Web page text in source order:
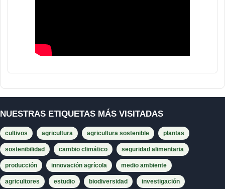
NUESTRAS ETIQUETAS MÁS VISITADAS
cultivos agricultura agricultura sostenible plantas
sostenibilidad cambio climático seguridad alimentaria
producción innovación agrícola medio ambiente
agricultores estudio biodiversidad investigación